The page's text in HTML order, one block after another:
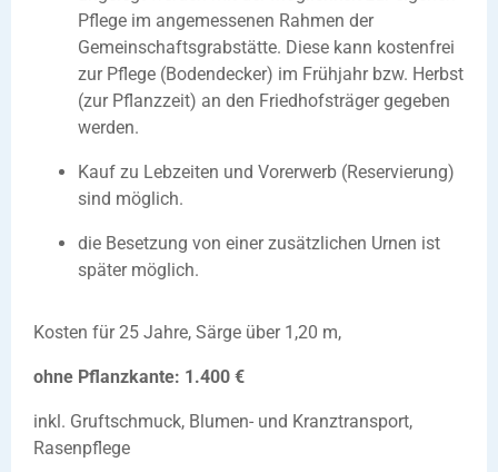
Pflege im angemessenen Rahmen der
Gemeinschaftsgrabstätte. Diese kann kostenfrei
zur Pflege (Bodendecker) im Frühjahr bzw. Herbst
(zur Pflanzzeit) an den Friedhofsträger gegeben
werden.
Kauf zu Lebzeiten und Vorerwerb (Reservierung)
sind möglich.
die Besetzung von einer zusätzlichen Urnen ist
später möglich.
Kosten für 25 Jahre, Särge über 1,20 m,
ohne Pflanzkante: 1.400 €
inkl. Gruftschmuck, Blumen- und Kranztransport,
Rasenpflege